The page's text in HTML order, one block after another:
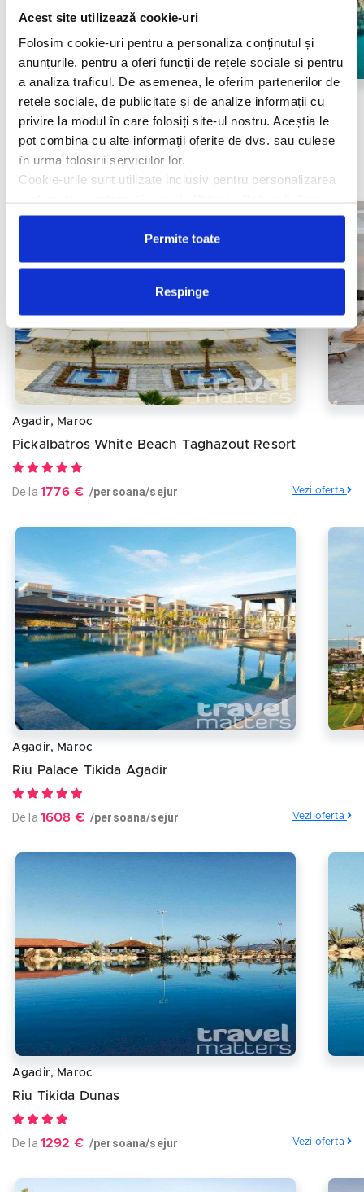
Acest site utilizează cookie-uri
Folosim cookie-uri pentru a personaliza conținutul și
anunțurile, pentru a oferi funcții de rețele sociale și pentru
a analiza traficul. De asemenea, le oferim partenerilor de
rețele sociale, de publicitate și de analize informații cu
privire la modul în care folosiți site-ul nostru. Aceștia le
pot combina cu alte informații oferite de dvs. sau culese
în urma folosirii serviciilor lor.
Cookie-urile sunt utilizate inclusiv pentru personalizarea
Permite toate
Respinge
Agadir, Maroc
Paradis Plage Surf Yoga & Spa
De la1096 € /persoana/sejur
Agadir, Maroc
Pickalbatros White Beach Taghazout Resort
De la 1776 € /persoana/sejur Vezi oferta
Agadir, Maroc
Riu Palace Tikida Agadir
De la 1608 € /persoana/sejur Vezi oferta
Agadir, Maroc
Riu Tikida Dunas
De la 1292 € /persoana/sejur Vezi oferta